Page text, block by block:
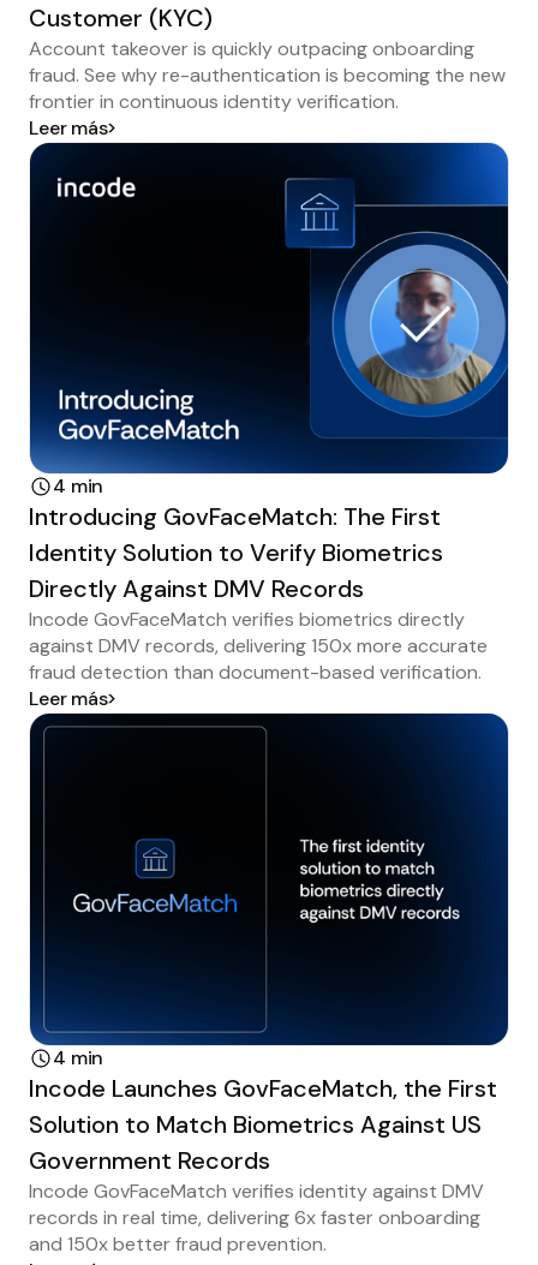
Customer (KYC)
Account takeover is quickly outpacing onboarding
fraud. See why re-authentication is becoming the new
frontier in continuous identity verification.
Leer más
4 min
Introducing GovFaceMatch: The First
Identity Solution to Verify Biometrics
Directly Against DMV Records
Incode GovFaceMatch verifies biometrics directly
against DMV records, delivering 150x more accurate
fraud detection than document-based verification.
Leer más
4 min
Incode Launches GovFaceMatch, the First
Solution to Match Biometrics Against US
Government Records
Incode GovFaceMatch verifies identity against DMV
records in real time, delivering 6x faster onboarding
and 150x better fraud prevention.